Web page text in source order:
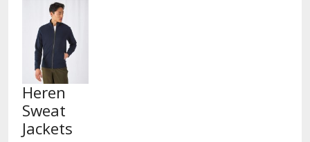
Heren
Sweat
Jackets